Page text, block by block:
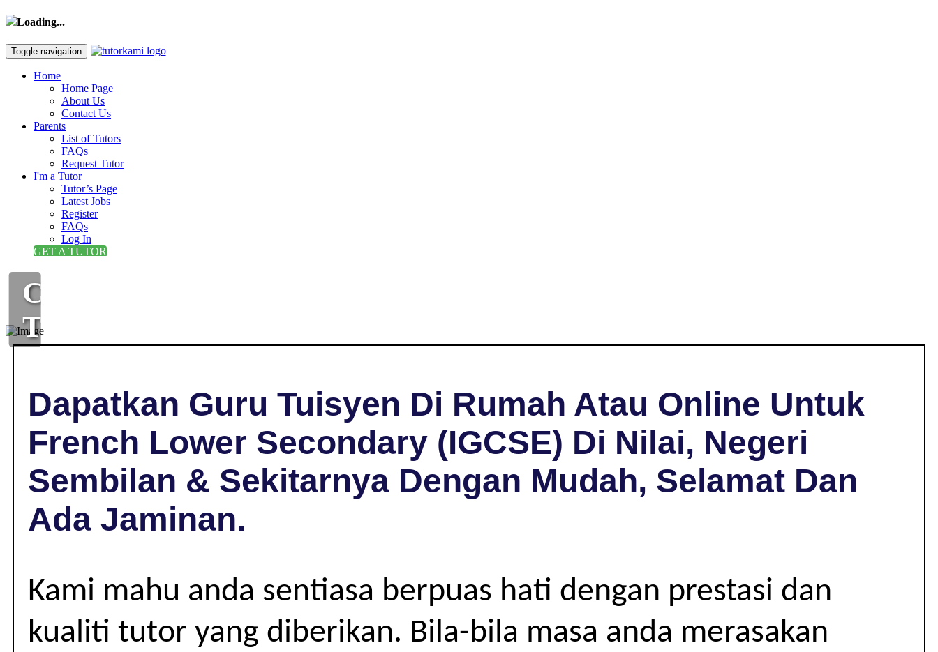
Loading...
Toggle navigation
Home
Home Page
About Us
Contact Us
Parents
List of Tutors
FAQs
Request Tutor
I'm a Tutor
Tutor’s Page
Latest Jobs
Register
FAQs
Log In
GET A TUTOR
CIKGU
TUISYEN
DI
NILAI,
NEGERI
SEMBILAN
|
SECONDARY
(IGCSE)
Dapatkan Guru Tuisyen Di Rumah Atau Online Untuk
French Lower Secondary (IGCSE) Di Nilai, Negeri
Sembilan & Sekitarnya Dengan Mudah, Selamat Dan
Ada Jaminan.
Kami mahu anda sentiasa berpuas hati dengan prestasi dan
kualiti tutor yang diberikan. Bila-bila masa anda merasakan